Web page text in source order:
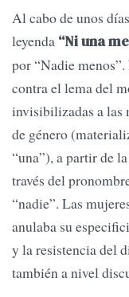
Al cabo de unos
leyenda “Ni una
por “Nadie
contra el lema del
invisibilizadas a las
de género
“una”), a partir de
través del
“nadie”. Las
anulaba su
y la resistencia del
también a nivel